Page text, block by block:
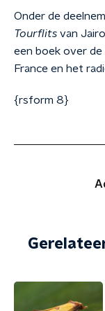
Onder de
Tourflits van
een boek over de
France en het
{rsform 8}